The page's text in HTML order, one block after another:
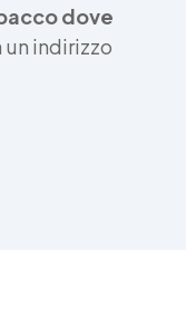
dove
un indirizzo